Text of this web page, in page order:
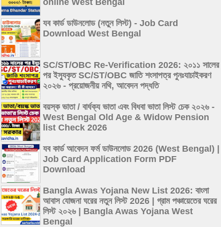
যব কার্ড ডাউনলোড (নতুন লিস্ট) - Job Card
Download West Bengal
SC/ST/OBC Re-Verification 2026: ২০১১ সালের
পর ইস্যুকৃত SC/ST/OBC জাতি শংসাপত্র পুনঃযাচাইকরণ
২০২৬ - প্রয়োজনীয় নথি, আবেদন পদ্ধতি
বয়স্ক ভাতা / বার্ধক্য ভাতা এবং বিধবা ভাতা লিস্ট চেক ২০২৬ -
West Bengal Old Age & Widow Pension
list Check 2026
যব কার্ড আবেদন ফর্ম ডাউনলোড 2026 (West Bengal) |
Job Card Application Form PDF
Download
Bangla Awas Yojana New List 2026: বাংলা
আবাস যোজনা ঘরের নতুন লিস্ট 2026 | গ্রাম পঞ্চায়েতের ঘরের
লিস্ট ২০২৬ | Bangla Awas Yojana West
Bengal